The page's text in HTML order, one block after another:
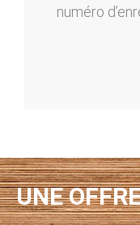
numéro
UNE